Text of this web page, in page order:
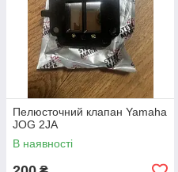
Пелюсточний клапан Yamaha
JOG 2JA
В наявності